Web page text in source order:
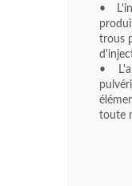
•
trous
•
toute